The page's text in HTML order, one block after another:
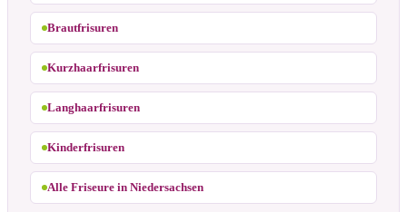
Brautfrisuren
Kurzhaarfrisuren
Langhaarfrisuren
Kinderfrisuren
Alle Friseure in Niedersachsen